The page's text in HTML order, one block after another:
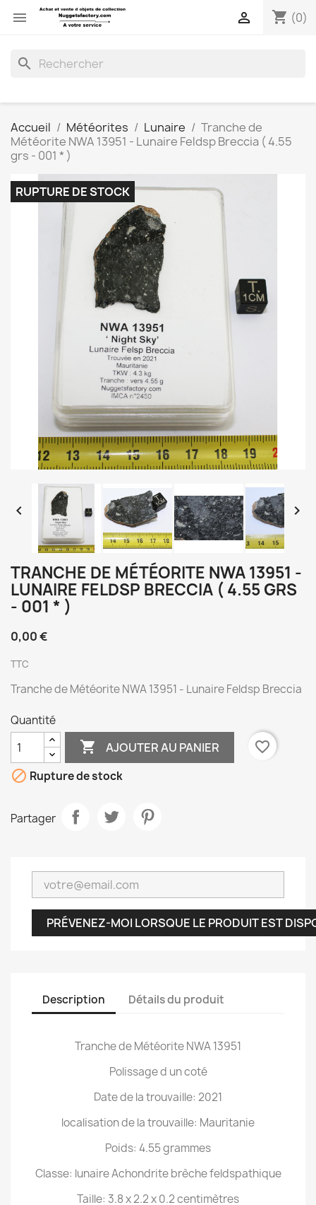
 shopping_cart (0)

search
Accueil Météorites Lunaire
Tranche de
Météorite NWA 13951 - Lunaire Feldsp Breccia ( 4.55
grs - 001 * )
RUPTURE DE STOCK
 
TRANCHE DE MÉTÉORITE NWA 13951 -
LUNAIRE FELDSP BRECCIA ( 4.55 GRS
- 001 * )
0,00 €
TTC
Tranche de Météorite NWA 13951 - Lunaire Feldsp Breccia
Quantité
 AJOUTER AU PANIER
favorite_border
 Rupture de stock
Partager
PRÉVENEZ-MOI LORSQUE LE PRODUIT EST
Description Détails du produit
Tranche de Météorite NWA 13951
Polissage d un coté
Date de la trouvaille: 2021
localisation de la trouvaille: Mauritanie
Poids: 4.55 grammes
Classe: lunaire Achondrite brèche feldspathique
Taille: 3.8 x 2.2 x 0.2 centimètres